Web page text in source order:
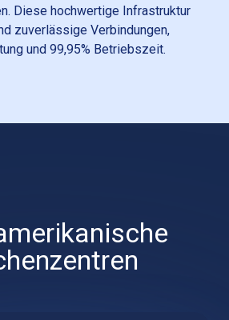
Diese hochwertige Infrastruktur
zuverlässige Verbindungen,
und 99,95% Betriebszeit.